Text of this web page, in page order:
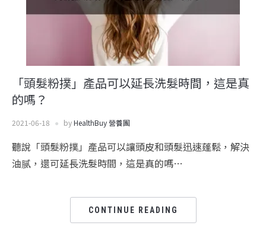
「頭髮粉撲」產品可以延長洗髮時間，這是真
的嗎？
2021-06-18 byHealthBuy 營養團
聽說「頭髮粉撲」產品可以讓頭皮和頭髮迅速蓬鬆，解決
油腻，還可延長洗髮時間，這是真的嗎…
CONTINUE READING